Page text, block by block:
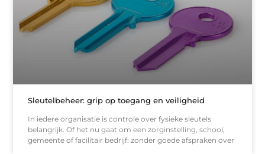
Sleutelbeheer: grip op toegang en veiligheid
In iedere organisatie is controle over fysieke sleutels
belangrijk. Of het nu gaat om een zorginstelling, school,
gemeente of facilitair bedrijf: zonder goede afspraken over